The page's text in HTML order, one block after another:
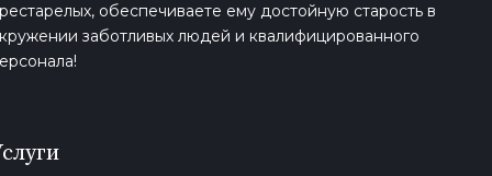
обеспечиваете ему достойную старость в
заботливых людей и квалифицированного